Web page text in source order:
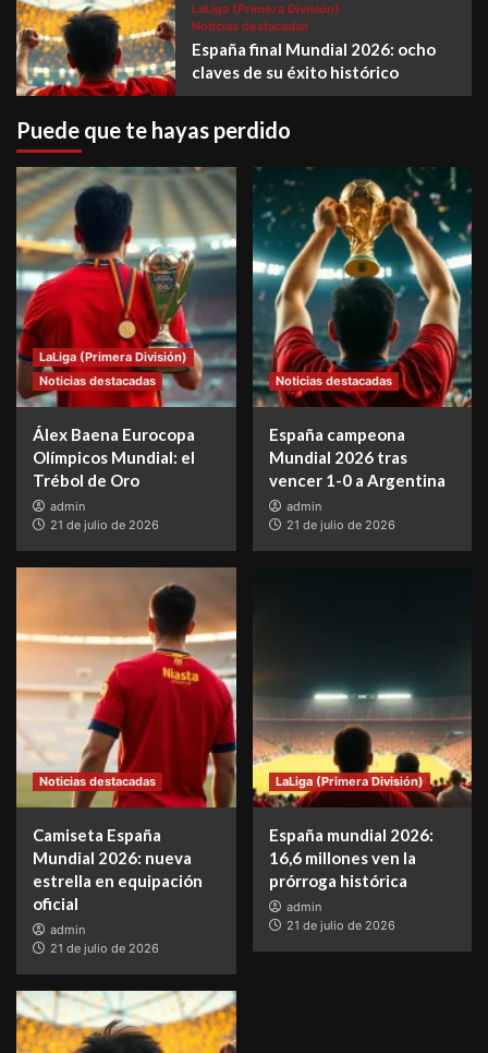
LaLiga (Primera División)
Noticias destacadas
España final Mundial 2026: ocho
claves de su éxito histórico
Puede que te hayas perdido
LaLiga (Primera División)
Noticias destacadas
Álex Baena Eurocopa
Olímpicos Mundial: el
Trébol de Oro
admin
21 de julio de 2026
Noticias destacadas
España campeona
Mundial 2026 tras
vencer 1-0 a Argentina
admin
21 de julio de 2026
Noticias destacadas
Camiseta España
Mundial 2026: nueva
estrella en equipación
oficial
admin
21 de julio de 2026
LaLiga (Primera División)
España mundial 2026:
16,6 millones ven la
prórroga histórica
admin
21 de julio de 2026